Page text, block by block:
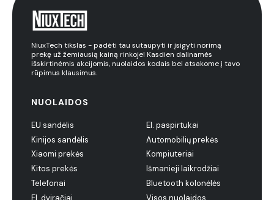
NiuxTech tikslas - padėti tau sutaupyti ir įsigyti norimą
prekę už žemiausią kainą rinkoje! Kasdien dalinamės
išskirtinėmis akcijomis, nuolaidos kodais bei atsakome į tavo
rūpimus klausimus.
NUOLAIDOS
EU sandėlis
Kinijos sandėlis
Xiaomi prekės
Kitos prekės
Telefonai
El. dviračiai
El. paspirtukai
Automobilių prekės
Kompiuteriai
Išmanieji laikrodžiai
Bluetooth kolonėlės
Visos nuolaidos